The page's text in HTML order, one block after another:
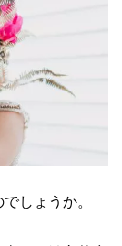
しょうか。